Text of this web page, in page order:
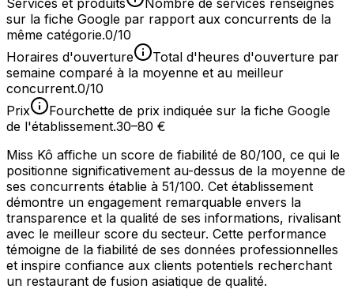
Services et produits
Nombre de services renseignés
sur la fiche Google par rapport aux concurrents de la
même catégorie.0/10
Horaires d'ouverture
Total d'heures d'ouverture par
semaine comparé à la moyenne et au meilleur
concurrent.0/10
Prix
Fourchette de prix indiquée sur la fiche Google
de l'établissement.30–80 €
Miss Kô affiche un score de fiabilité de 80/100, ce qui le
positionne significativement au-dessus de la moyenne de
ses concurrents établie à 51/100. Cet établissement
démontre un engagement remarquable envers la
transparence et la qualité de ses informations, rivalisant
avec le meilleur score du secteur. Cette performance
témoigne de la fiabilité de ses données professionnelles
et inspire confiance aux clients potentiels recherchant
un restaurant de fusion asiatique de qualité.